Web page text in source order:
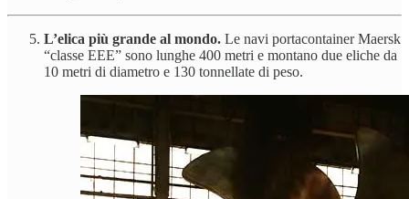
L’elica più grande al mondo. Le navi portacontainer Maersk
“classe EEE” sono lunghe 400 metri e montano due eliche da
10 metri di diametro e 130 tonnellate di peso.